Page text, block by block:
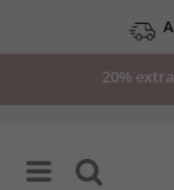
20%